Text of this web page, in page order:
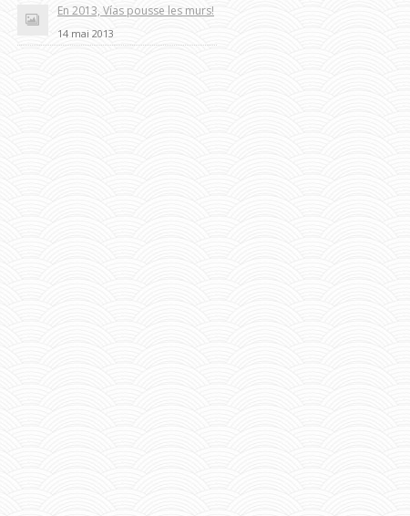
En 2013, Vías pousse les murs!
14 mai 2013